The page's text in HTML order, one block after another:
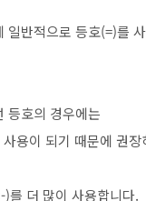
일반적으로 등호(=)를
등호의 경우에는
용이 되기 때문에 권장
를 더 많이 사용합니다.